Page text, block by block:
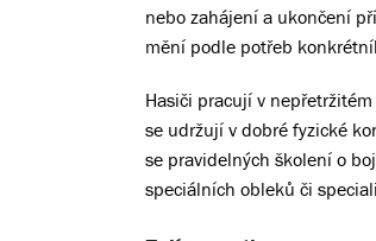
nebo zahájení a ukončení
mění podle potřeb
Hasiči pracují v
se udržují v dobré fyzické
se pravidelných školení o
speciálních obleků či